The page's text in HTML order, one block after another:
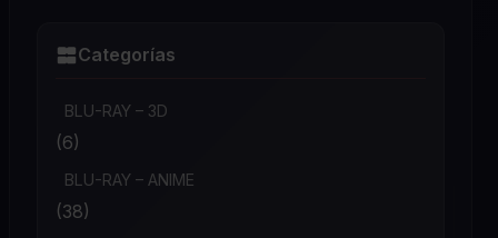
Categorías
BLU-RAY – 3D
(6)
BLU-RAY – ANIME
(38)